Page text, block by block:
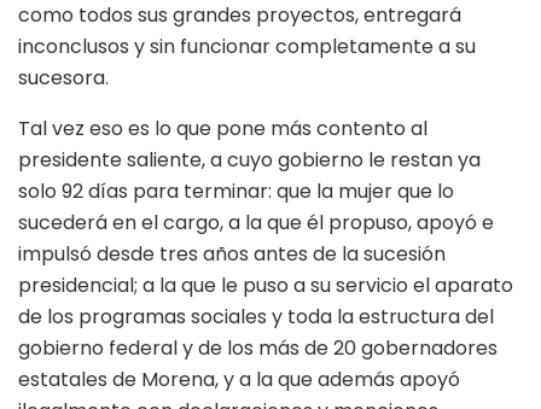
como todos sus grandes proyectos, entregará
inconclusos y sin funcionar completamente a su
sucesora.
Tal vez eso es lo que pone más contento al
presidente saliente, a cuyo gobierno le restan ya
solo 92 días para terminar: que la mujer que lo
sucederá en el cargo, a la que él propuso, apoyó e
impulsó desde tres años antes de la sucesión
presidencial; a la que le puso a su servicio el aparato
de los programas sociales y toda la estructura del
gobierno federal y de los más de 20 gobernadores
estatales de Morena, y a la que además apoyó